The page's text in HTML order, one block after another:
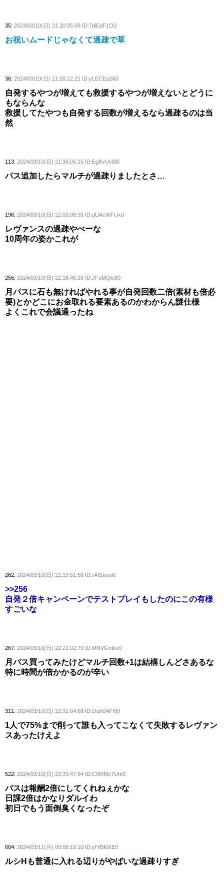
35: 2024/03/10(日) 21:20:05.09 ID:7diEdF1O0
お祝いムードじゃなくて過疎で草
36: 2024/03/10(日) 21:20:12.21 ID:yLECEaS60
自発するやつが増えても救援するやつが増えないとどうに
もならんな
救援してたやつも自発する回数が増えるなら過疎るのは当
然
113: 2024/03/10(日) 21:36:05.15 ID:EgKvUvBl0
パス追加したらマルチが過疎りましたとさ…
196: 2024/03/10(日) 22:03:08.35 ID:qUAcWFUxd
レヴァンスの過疎やべーな
10周年の姿かこれが
256: 2024/03/10(日) 22:18:45.18 ID:JFuMQki30
月パスに石も無ければやれる事が自発回数二倍(素材も倍必
要)とかどこにお金取れる要素あるのかわからん謎仕様
よくこれで会議通ったね
262: 2024/03/10(日) 22:19:51.56 ID:rAISbuoi0
>>256
自発２倍キャンペーンでテストプレイもしたのにこの有様
すごいな
267: 2024/03/10(日) 22:21:02.79 ID:MNVGxtkv0
月パス買ってみたけどマルチ回数+1は結構しんどさあるな
特に時間が倍かかるのが辛い
311: 2024/03/10(日) 22:31:04.68 ID:Oqh0APXj0
1人で75%まで削って誰も入ってこなくて失敗するレヴァン
スあったけえよ
522: 2024/03/10(日) 23:33:47.94 ID:C8MMc7Um0
パスは報酬2倍にしてくれねぇかな
日課2倍はかなりダルイわ
初日でもう面倒臭くなったぞ
604: 2024/03/11(月) 00:08:18.10 ID:yfYBKiXE0
ルシHも普通に入れる辺りがやばいな過疎りすぎ